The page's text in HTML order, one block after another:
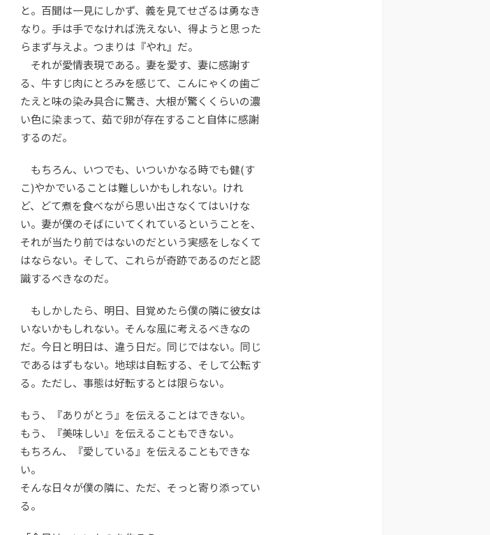
と。百聞は一見にしかず、義を見てせざるは勇なき
なり。手は手でなければ洗えない、得ようと思った
らまず与えよ。つまりは『やれ』だ。
それが愛情表現である。妻を愛す、妻に感謝す
る、牛すじ肉にとろみを感じて、こんにゃくの歯ご
たえと味の染み具合に驚き、大根が驚くくらいの濃
い色に染まって、茹で卵が存在すること自体に感謝
するのだ。
もちろん、いつでも、いついかなる時でも健(す
こ)やかでいることは難しいかもしれない。けれ
ど、どて煮を食べながら思い出さなくてはいけな
い。妻が僕のそばにいてくれているということを、
それが当たり前ではないのだという実感をしなくて
はならない。そして、これらが奇跡であるのだと認
識するべきなのだ。
もしかしたら、明日、目覚めたら僕の隣に彼女は
いないかもしれない。そんな風に考えるべきなの
だ。今日と明日は、違う日だ。同じではない。同じ
であるはずもない。地球は自転する、そして公転す
る。ただし、事態は好転するとは限らない。
もう、『ありがとう』を伝えることはできない。
もう、『美味しい』を伝えることもできない。
もちろん、『愛している』を伝えることもできな
い。
そんな日々が僕の隣に、ただ、そっと寄り添ってい
る。